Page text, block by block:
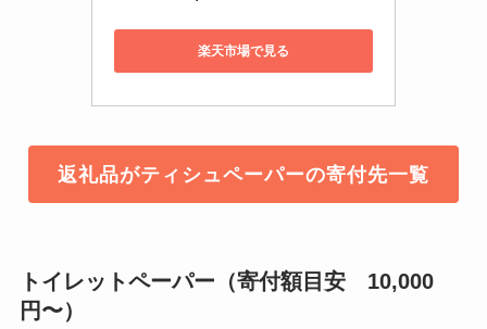
楽天市場で見る
返礼品がティシュペーパーの寄付先一覧
トイレットペーパー（寄付額目安 10,000
円〜）